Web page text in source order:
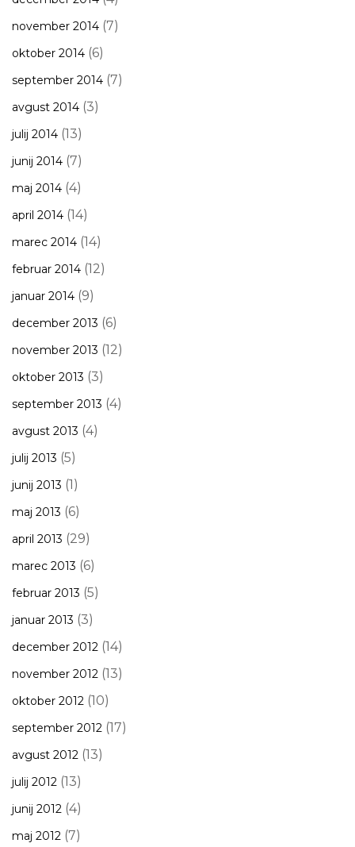
november 2014 (7)
oktober 2014 (6)
september 2014 (7)
avgust 2014 (3)
julij 2014 (13)
junij 2014 (7)
maj 2014 (4)
april 2014 (14)
marec 2014 (14)
februar 2014 (12)
januar 2014 (9)
december 2013 (6)
november 2013 (12)
oktober 2013 (3)
september 2013 (4)
avgust 2013 (4)
julij 2013 (5)
junij 2013 (1)
maj 2013 (6)
april 2013 (29)
marec 2013 (6)
februar 2013 (5)
januar 2013 (3)
december 2012 (14)
november 2012 (13)
oktober 2012 (10)
september 2012 (17)
avgust 2012 (13)
julij 2012 (13)
junij 2012 (4)
maj 2012 (7)